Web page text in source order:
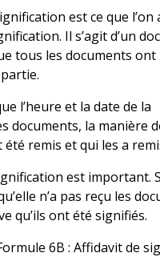
est ce que l’on
Il s’agit d’un
tous les documents ont
l’heure et la date de la
documents, la manière
remis et qui les a
est important.
n’a pas reçu les
qu’ils ont été signifiés.
6B : Affidavit de